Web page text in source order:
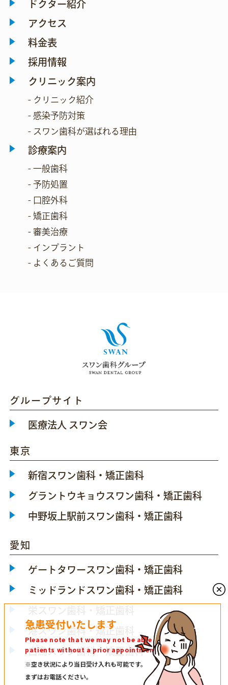
ドクター紹介
アクセス
料金表
採用情報
クリニック案内
- クリニック紹介
- 感染予防対策
- スワン歯科が選ばれる理由
診療案内
- 一般歯科
- 予防処置
- 口腔外科
- 矯正歯科
- 審美治療
- インプラント
- よくあるご質問
グループサイト
医療法人 スワン会
東京
新宿スワン歯科・矯正歯科
グラントウキョウスワン歯科・矯正歯科
中野坂上駅前スワン歯科・矯正歯科
愛知
ゲートタワースワン歯科・矯正歯科
ミッドランドスワン歯科・矯正歯科
港スワン歯科・矯正歯科
白鳥スワン歯科・矯正歯科
急患受付いたします
Please note that we may not be able to see
patients without a prior appointment.
※空き状況により当日受け入れも可能です。
まずはお電話ください。